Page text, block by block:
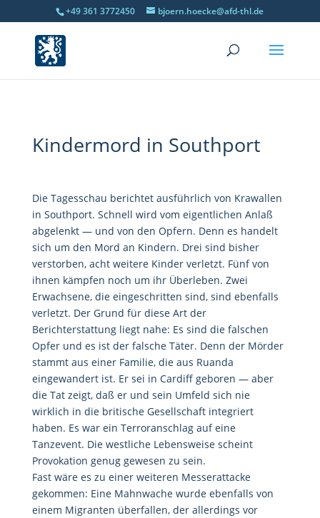
+49 361 3772450 bjoern.hoecke@afd-thl.de
Kindermord in Southport
Die Tagesschau berichtet ausführlich von Krawallen
in Southport. Schnell wird vom eigentlichen Anlaß
abgelenkt — und von den Opfern. Denn es handelt
sich um den Mord an Kindern. Drei sind bisher
verstorben, acht weitere Kinder verletzt. Fünf von
ihnen kämpfen noch um ihr Überleben. Zwei
Erwachsene, die eingeschritten sind, sind ebenfalls
verletzt. Der Grund für diese Art der
Berichterstattung liegt nahe: Es sind die falschen
Opfer und es ist der falsche Täter. Denn der Mörder
stammt aus einer Familie, die aus Ruanda
eingewandert ist. Er sei in Cardiff geboren — aber
die Tat zeigt, daß er und sein Umfeld sich nie
wirklich in die britische Gesellschaft integriert
haben. Es war ein Terroranschlag auf eine
Tanzevent. Die westliche Lebensweise scheint
Provokation genug gewesen zu sein.
Fast wäre es zu einer weiteren Messerattacke
gekommen: Eine Mahnwache wurde ebenfalls von
einem Migranten überfallen, der allerdings vor